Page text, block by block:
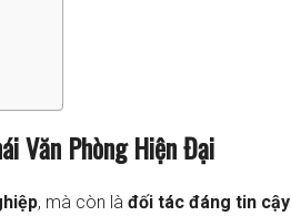
Văn Phòng Hiện Đại
, mà còn là đối tác đáng tin cậy